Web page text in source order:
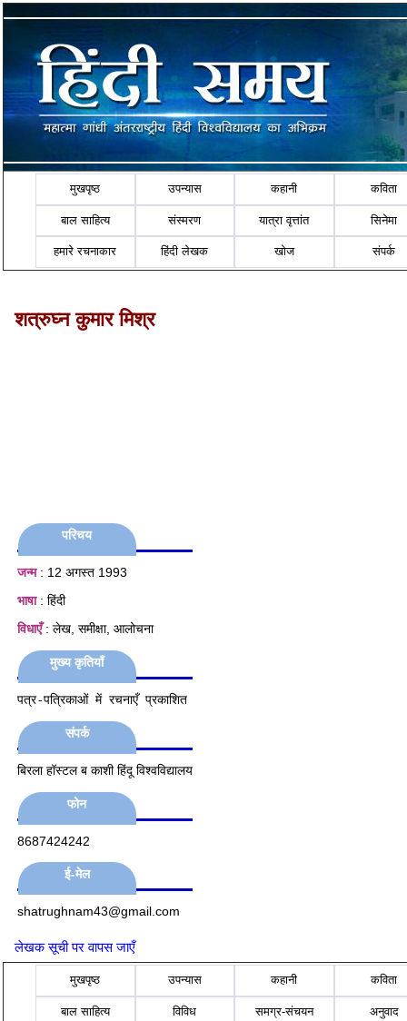
मुखपृष्ठ उपन्यास कहानी कविता
बाल साहित्य संस्मरण यात्रा वृत्तांत सिनेमा
हमारे रचनाकार हिंदी लेखक खोज संपर्क
शत्रुघ्न कुमार मिश्र
परिचय
जन्म: 12 अगस्त 1993
भाषा: हिंदी
विधाएँ: लेख, समीक्षा, आलोचना
मुख्य कृतियाँ
पत्र-पत्रिकाओं में रचनाएँ प्रकाशित
संपर्क
बिरला हॉस्टल ब काशी हिंदू विश्वविद्यालय
फोन
8687424242
ई-मेल
shatrughnam43@gmail.com
लेखक सूची पर वापस जाएँ
मुखपृष्ठ उपन्यास कहानी कविता
बाल साहित्य विविध समग्र-संचयन अनुवाद